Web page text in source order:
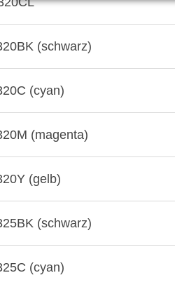
(schwarz)
(cyan)
(magenta)
(gelb)
(schwarz)
(cyan)